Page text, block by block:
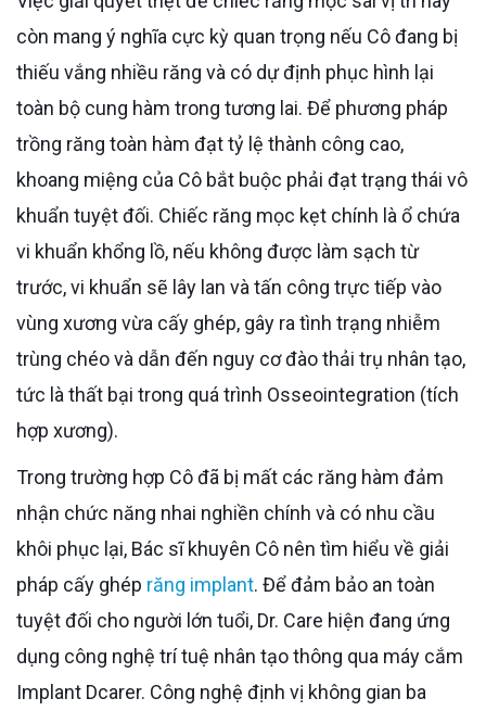
còn mang ý nghĩa cực kỳ quan trọng nếu Cô đang bị
thiếu vắng nhiều răng và có dự định phục hình lại
toàn bộ cung hàm trong tương lai. Để phương pháp
trồng răng toàn hàm đạt tỷ lệ thành công cao,
khoang miệng của Cô bắt buộc phải đạt trạng thái vô
khuẩn tuyệt đối. Chiếc răng mọc kẹt chính là ổ chứa
vi khuẩn khổng lồ, nếu không được làm sạch từ
trước, vi khuẩn sẽ lây lan và tấn công trực tiếp vào
vùng xương vừa cấy ghép, gây ra tình trạng nhiễm
trùng chéo và dẫn đến nguy cơ đào thải trụ nhân tạo,
tức là thất bại trong quá trình Osseointegration (tích
hợp xương).
Trong trường hợp Cô đã bị mất các răng hàm đảm
nhận chức năng nhai nghiền chính và có nhu cầu
khôi phục lại, Bác sĩ khuyên Cô nên tìm hiểu về giải
pháp cấy ghép răng implant. Để đảm bảo an toàn
tuyệt đối cho người lớn tuổi, Dr. Care hiện đang ứng
dụng công nghệ trí tuệ nhân tạo thông qua máy cắm
Implant Dcarer. Công nghệ định vị không gian ba